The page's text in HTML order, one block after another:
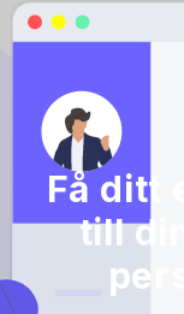
Få ditt
till